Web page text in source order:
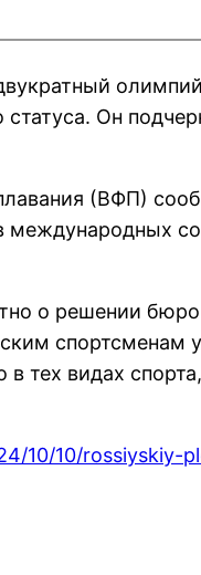
статуса. Он
(ВФП)
международных
о решении
спортсменам
тех видах
10/10/